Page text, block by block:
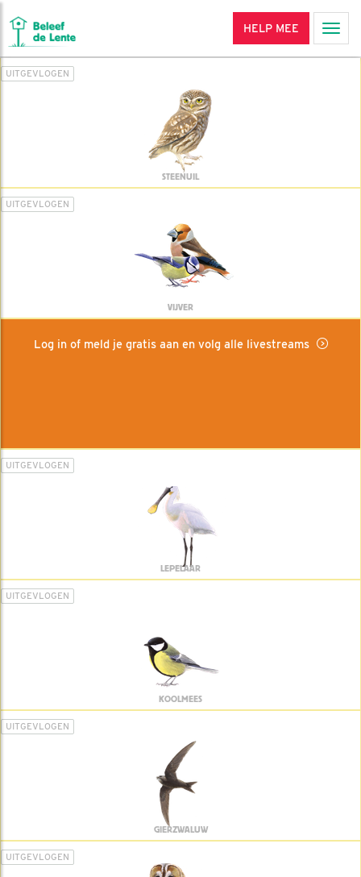
HELP MEE
UITGEVLOGEN
STEENUIL
UITGEVLOGEN
VIJVER
Log in of meld je gratis aan en volg alle livestreams
UITGEVLOGEN
LEPELAAR
UITGEVLOGEN
KOOLMEES
UITGEVLOGEN
GIERZWALUW
UITGEVLOGEN